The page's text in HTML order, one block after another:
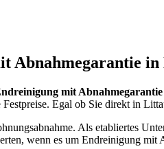
Abnahmegarantie
mit
Egal ob Sie direkt in
Als etabliertes
wenn es um Endreinigung mit